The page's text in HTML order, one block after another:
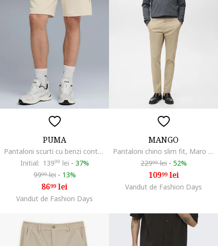
PUMA
Pantaloni scurti cu benzi contrastante si logo brodat, Kaki/Maro camel
Initial: 13999 lei - 37%
9999lei - 13%
8699lei
Vandut de Fashion Days
MANGO
Pantaloni chino slim fit, Maro nisip
22999lei - 52%
10999lei
Vandut de Fashion Days